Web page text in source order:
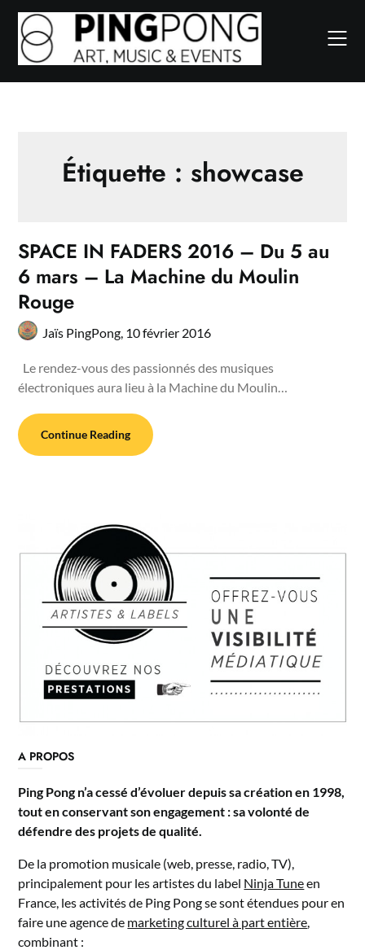
Skip
content
Étiquette : showcase
SPACE IN FADERS 2016 – Du 5 au
6 mars – La Machine du Moulin
Rouge
Jaïs PingPong, 10 février 2016
Le rendez-vous des passionnés des musiques
électroniques aura lieu à la Machine du Moulin…
Continue Reading
A PROPOS
Ping Pong n’a cessé d’évoluer depuis sa création en 1998,
tout en conservant son engagement : sa volonté de
défendre des projets de qualité.
De la promotion musicale (web, presse, radio, TV),
principalement pour les artistes du label Ninja Tuneen
France, les activités de Ping Pong se sont étendues pour en
faire une agence de marketing culturel à part entière
combinant :